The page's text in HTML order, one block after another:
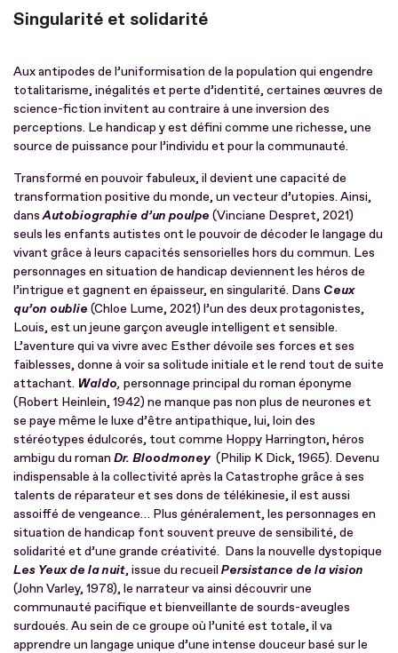
Singularité et solidarité
Aux antipodes de l’uniformisation de la population qui engendre
totalitarisme, inégalités et perte d’identité, certaines œuvres de
science-fiction invitent au contraire à une inversion des
perceptions. Le handicap y est défini comme une richesse, une
source de puissance pour l’individu et pour la communauté.
Transformé en pouvoir fabuleux, il devient une capacité de
transformation positive du monde, un vecteur d’utopies. Ainsi,
dansAutobiographie d’un poulpe (Vinciane Despret, 2021)
seuls les enfants autistes ont le pouvoir de décoder le langage du
vivant grâce à leurs capacités sensorielles hors du commun. Les
personnages en situation de handicap deviennent les héros de
l’intrigue et gagnent en épaisseur, en singularité. Dans Ceux
qu’on oublie (Chloe Lume, 2021) l’un des deux protagonistes,
Louis, est un jeune garçon aveugle intelligent et sensible.
L’aventure qui va vivre avec Esther dévoile ses forces et ses
faiblesses, donne à voir sa solitude initiale et le rend tout de suite
attachant. Waldo, personnage principal du roman éponyme
(Robert Heinlein, 1942) ne manque pas non plus de neurones et
se paye même le luxe d’être antipathique, lui, loin des
stéréotypes édulcorés, tout comme Hoppy Harrington, héros
ambigu du roman Dr. Bloodmoney(Philip K Dick, 1965). Devenu
indispensable à la collectivité après la Catastrophe grâce à ses
talents de réparateur et ses dons de télékinesie, il est aussi
assoiffé de vengeance… Plus généralement, les personnages en
situation de handicap font souvent preuve de sensibilité, de
solidarité et d’une grande créativité. Dans la nouvelle dystopique
Les Yeux de la nuit, issue du recueil Persistance de la vision
(John Varley, 1978), le narrateur va ainsi découvrir une
communauté pacifique et bienveillante de sourds-aveugles
surdoués. Au sein de ce groupe où l’unité est totale, il va
apprendre un langage unique d’une intense douceur basé sur le